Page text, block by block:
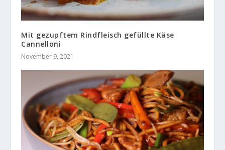
Mit gezupftem Rindfleisch gefüllte Käse
Cannelloni
November 9, 2021